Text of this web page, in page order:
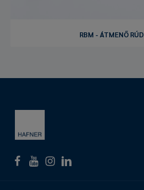
RBM - ÁTMENŐ RÚD